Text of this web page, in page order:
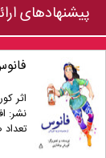
پیشنهادهای
اثر
نشر:
تعداد